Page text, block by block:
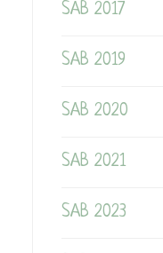
SAB 2017
SAB 2019
SAB 2020
SAB 2021
SAB 2023